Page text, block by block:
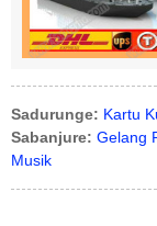
Sadurunge: Kartu
Sabanjure: Gelang
Musik